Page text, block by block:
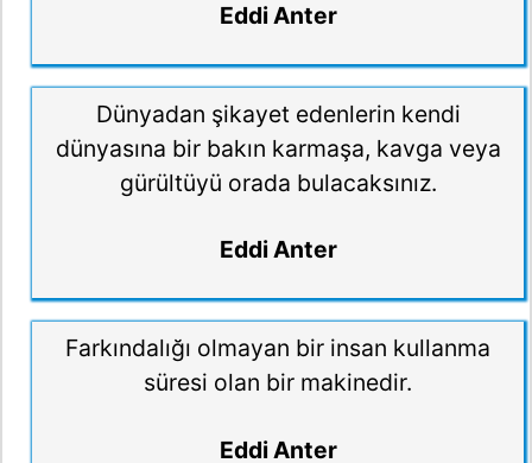
Eddi Anter
Dünyadan şikayet edenlerin kendi
dünyasına bir bakın karmaşa, kavga veya
gürültüyü orada bulacaksınız.
Eddi Anter
Farkındalığı olmayan bir insan kullanma
süresi olan bir makinedir.
Eddi Anter